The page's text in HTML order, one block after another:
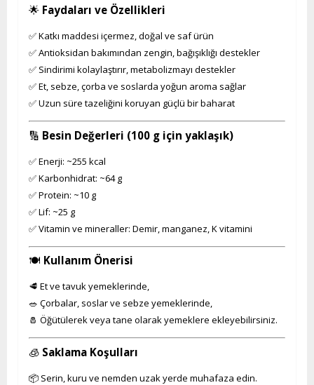
🌟 Faydaları ve Özellikleri
✅ Katkı maddesi içermez, doğal ve saf ürün
✅ Antioksidan bakımından zengin, bağışıklığı destekler
✅ Sindirimi kolaylaştırır, metabolizmayı destekler
✅ Et, sebze, çorba ve soslarda yoğun aroma sağlar
✅ Uzun süre tazeliğini koruyan güçlü bir baharat
🔢 Besin Değerleri (100 g için yaklaşık)
✅ Enerji: ~255 kcal
✅ Karbonhidrat: ~64 g
✅ Protein: ~10 g
✅ Lif: ~25 g
✅ Vitamin ve mineraller: Demir, manganez, K vitamini
🍽️ Kullanım Önerisi
🥩 Et ve tavuk yemeklerinde,
🥗 Çorbalar, soslar ve sebze yemeklerinde,
🧂 Öğütülerek veya tane olarak yemeklere ekleyebilirsiniz.
🧊 Saklama Koşulları
📦 Serin, kuru ve nemden uzak yerde muhafaza edin.